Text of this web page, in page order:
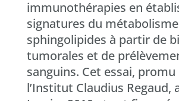
immunothérapies en
signatures du
sphingolipides à partir de
tumorales et de
sanguins. Cet essai, promu
l’Institut Claudius Regaud,